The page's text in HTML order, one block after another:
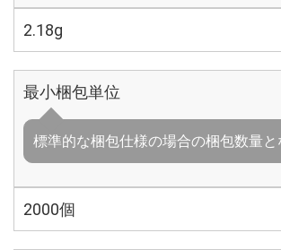
2.18g
最小梱包単位
標準的な梱包仕様の場合の梱包数量と
2000個